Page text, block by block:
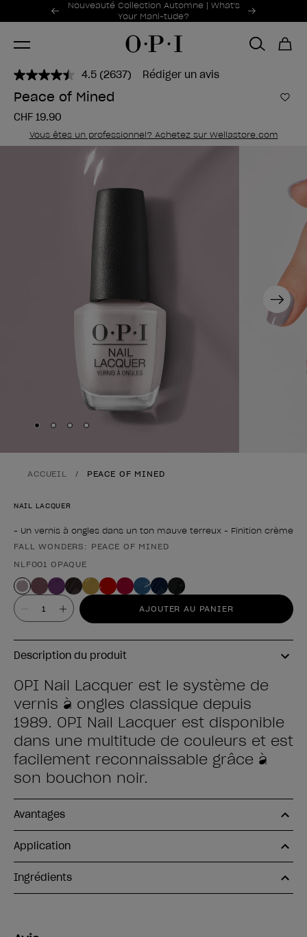
Offres promotionnelles
Nouveauté Collection Automne | What's
Your Mani-tude?
Item 1 of 2
4.5 Lire
2637
avis.
la
même
page.
(2637) Rédiger un avis
Peace of Mined
CHF 19.90
Vous êtes un professionnel? Achetez sur Wellastore.com
Next
Skip to slide
Skip to slide
Skip to slide
Skip to slide
ACCUEIL PEACE OF MINED
NAIL LACQUER
- Un vernis à ongles dans un ton mauve terreux - Finition crème
Forme du produit
FALL WONDERS: PEACE OF MINED
NLF001 OPAQUE
Valeur AJOUTER AU PANIER
Description du produit
OPI Nail Lacquer est le système de
vernis à ongles classique depuis
1989. OPI Nail Lacquer est disponible
dans une multitude de couleurs et est
facilement reconnaissable grâce à
son bouchon noir.
Avantages
Application
Ingrédients